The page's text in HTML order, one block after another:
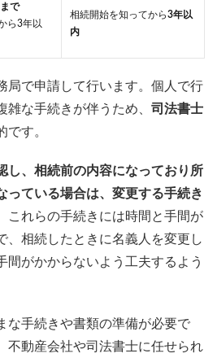
で
ら3年以
相続開始を知ってから3年以
内
局で申請して行います。個人で行
雑な手続きが伴うため、 司法書士
です。
し、相続前の内容になっており所
っている場合は、変更する手続き
これらの手続きには時間と手間が
、相続したときに名義人を変更し
間がかからないよう工夫するよう
な手続きや書類の準備が必要で
不動産会社や司法書士に任せられ